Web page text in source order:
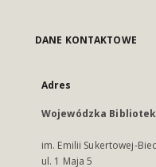
DANE KONTAKTOWE
Adres
Wojewódzka
im. Emilii Sukertowej-
ul. 1 Maja 5